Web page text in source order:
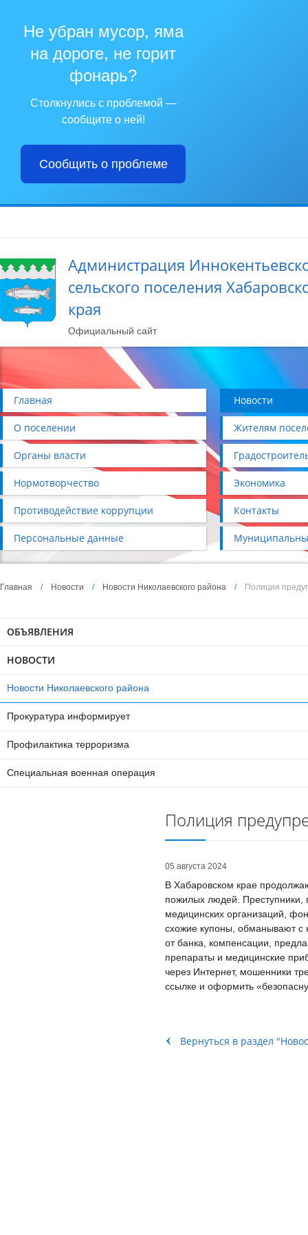
Не убран мусор, яма
на дороге, не горит
фонарь?
Столкнулись с проблемой —
сообщите о ней!
Сообщить о проблеме
Администрация
сельского поселения
края
Официальный сайт
Главная Новости
О поселении Жителям
Органы власти
Нормотворчество Экономика
Противодействие коррупции Контакты
Персональные данные
Главная / Новости / Новости Николаевского района / Полиция
ОБЪЯВЛЕНИЯ
НОВОСТИ
Новости Николаевского района
Прокуратура информирует
Профилактика терроризма
Специальная военная операция
Полиция
05 августа 2024
В Хабаровском крае
пожилых людей. Преступники,
медицинских организаций,
схожие купоны, обманывают
от банка, компенсации,
препараты и медицинские
через Интернет, мошенники
ссылке и оформить
Вернуться в раздел